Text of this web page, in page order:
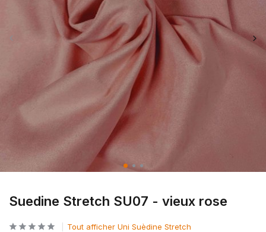
Suedine Stretch SU07 - vieux rose
Tout afficher Uni Suèdine Stretch